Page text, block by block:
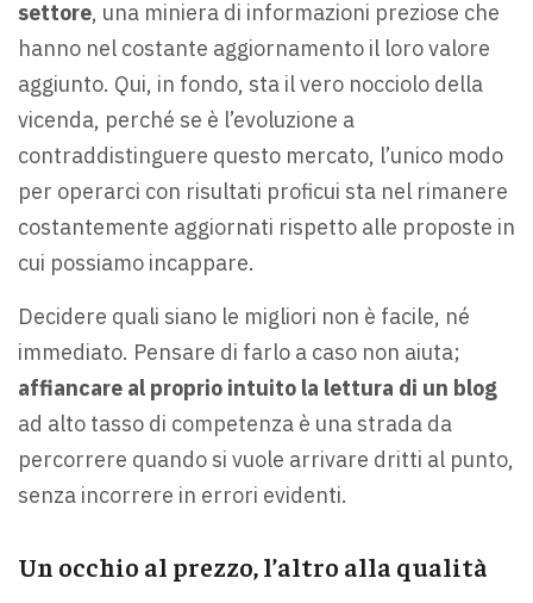
settore, una miniera di informazioni preziose che
hanno nel costante aggiornamento il loro valore
aggiunto. Qui, in fondo, sta il vero nocciolo della
vicenda, perché se è l’evoluzione a
contraddistinguere questo mercato, l’unico modo
per operarci con risultati proficui sta nel rimanere
costantemente aggiornati rispetto alle proposte in
cui possiamo incappare.
Decidere quali siano le migliori non è facile, né
immediato. Pensare di farlo a caso non aiuta;
affiancare al proprio intuito la lettura di un blog
ad alto tasso di competenza è una strada da
percorrere quando si vuole arrivare dritti al punto,
senza incorrere in errori evidenti.
Un occhio al prezzo, l’altro alla qualità